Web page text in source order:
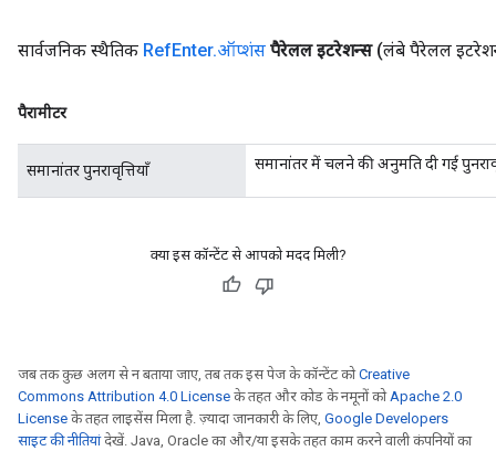
सार्वजनिक स्थैतिक RefEnter.ऑप्शंस पैरेलल इटरेशन्स (लंबे पैरेलल
पैरामीटर
समानांतर पुनरावृत्तियाँ समानांतर में चलने की अनुमति दी गई
क्या इस कॉन्टेंट से आपको मदद मिली?
जब तक कुछ अलग से न बताया जाए, तब तक इस पेज के कॉन्टेंट कोCreative
Commons Attribution 4.0 License के तहत और कोड के नमूनों कोApache 2.0
License के तहत लाइसेंस मिला है. ज़्यादा जानकारी के लिए, Google Developers
साइट की नीतियांदेखें. Java, Oracle का और/या इसके तहत काम करने वाली कंपनियों का